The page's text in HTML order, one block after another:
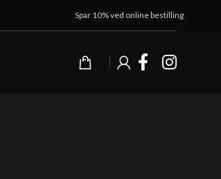
Spar 10% ved online bestilling